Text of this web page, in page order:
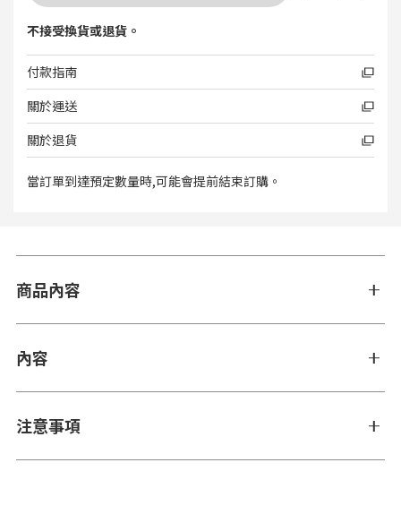
不接受換貨或退貨。
付款指南
關於運送
關於退貨
當訂單到達預定數量時,可能會提前結束訂購。
商品內容
內容
注意事項